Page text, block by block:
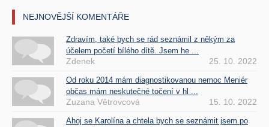
NEJNOVĚJŠÍ KOMENTÁŘE
Zdravím, také bych se rád seznámil z někým za
účelem početí bílého dítě. Jsem he ...
Zdenek 25. 10. 2022
Od roku 2014 mám diagnostikovanou nemoc Meniér
občas mám neskutečné točení v hl ...
Zuzana Větrovcová 15. 10. 2022
Ahoj se Karolína a chtela bych se seznámit jsem po